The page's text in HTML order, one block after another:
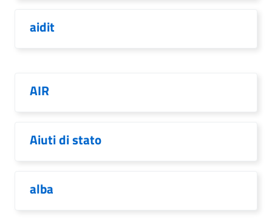
aidit
AIR
Aiuti di stato
alba